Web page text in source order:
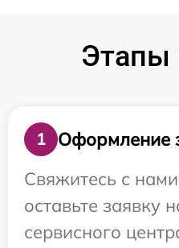
Этапы
1
Оформление
Свяжитесь с
оставьте заявку
сервисного